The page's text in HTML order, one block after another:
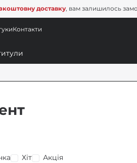
доставку, вам залишилось
Контакти
Хіт Акція